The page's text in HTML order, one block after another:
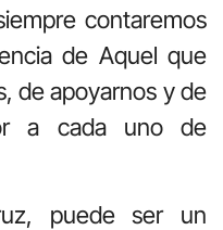
contaremos
de Aquel que
de apoyarnos y de
a cada uno de
puede ser un